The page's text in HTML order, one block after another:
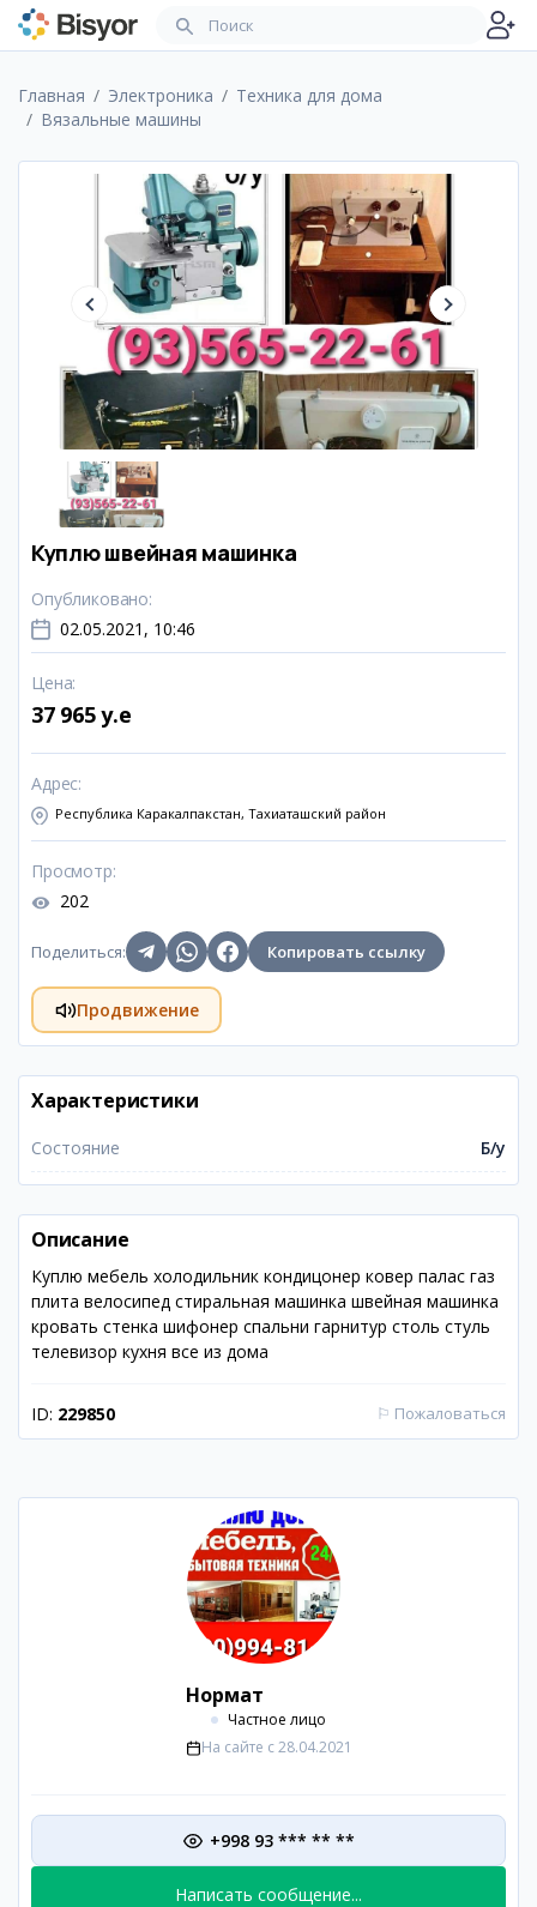
Главная Электроника
Техника для дома
Вязальные машины
Куплю швейная машинка
Опубликовано:
02.05.2021, 10:46
Цена:
37 965 y.e
Адрес:
Республика Каракалпакстан, Тахиаташский район
Просмотр:
202
Поделиться: Копировать ссылку
Продвижение
Характеристики
Состояние Б/у
Описание
Куплю мебель холодильник кондицонер ковер палас газ
плита велосипед стиральная машинка швейная машинка
кровать стенка шифонер спальни гарнитур столь стуль
телевизор кухня все из дома
ID: 229850 ⚐ Пожаловаться
Нормат
Частное лицо
На сайте с 28.04.2021
+998 93 *** ** **
Написать сообщение...